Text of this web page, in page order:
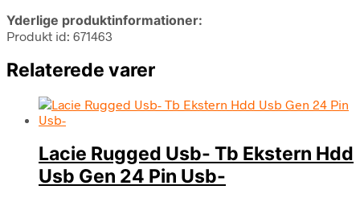
Yderlige produktinformationer:
Produkt id: 671463
Relaterede varer
Lacie Rugged Usb- Tb Ekstern Hdd
Usb Gen 24 Pin Usb-